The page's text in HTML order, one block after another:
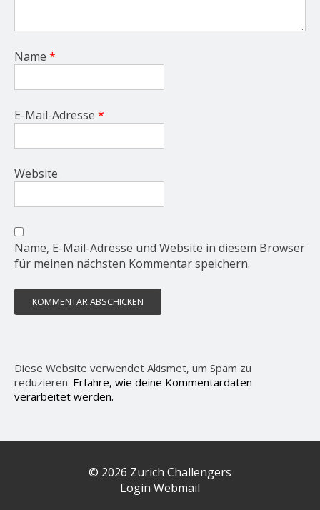
Name *
E-Mail-Adresse *
Website
Name, E-Mail-Adresse und Website in diesem Browser
für meinen nächsten Kommentar speichern.
Diese Website verwendet Akismet, um Spam zu
reduzieren. Erfahre, wie deine Kommentardaten
verarbeitet werden.
© 2026 Zurich Challengers
Login Webmail